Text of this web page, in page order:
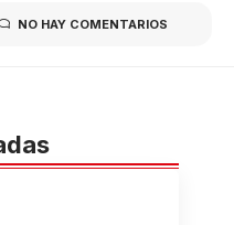
NO HAY COMENTARIOS